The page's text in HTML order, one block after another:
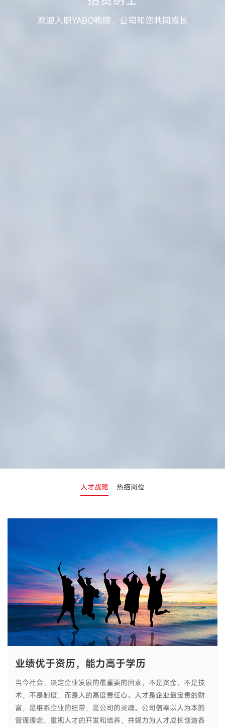
欢迎入职YABO鸭脖，公司和您共同成长
人才战略 热招岗位
业绩优于资历，能力高于学历
当今社会，决定企业发展的最重要的因素，不是资金，不是技
术，不是制度，而是人的高度责任心。人才是企业最宝贵的财
富，是维系企业的纽带，是公司的灵魂。公司信奉以人为本的
管理理念，重视人才的开发和培养，并竭力为人才成长创造各